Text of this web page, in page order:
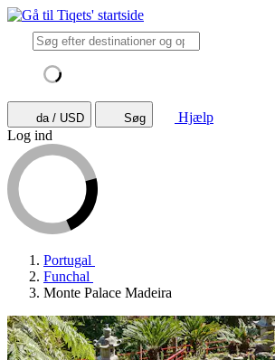
da / USD Søg
Hjælp
Log ind
Portugal
Funchal
Monte Palace Madeira